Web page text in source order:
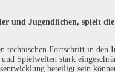
und Jugendlichen, spielt
Fortschritt in
Spielwelten stark
beteiligt sein